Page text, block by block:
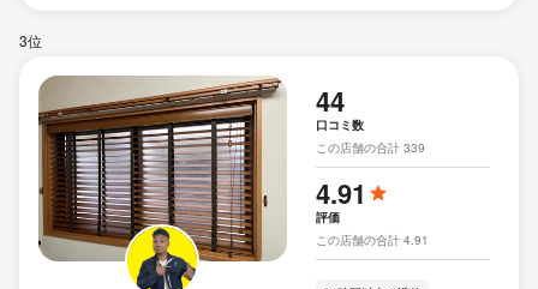
3位
44
口コミ数
この店舗の合計 339
4.91
評価
この店舗の合計 4.91